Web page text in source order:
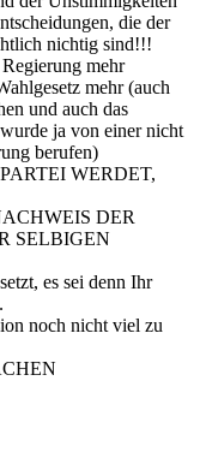
die der
nichtig sind!!!
mehr
mehr (auch
und auch das
ja von einer nicht
berufen)
WERDET,
DER
SELBIGEN
es sei denn Ihr
noch nicht viel zu